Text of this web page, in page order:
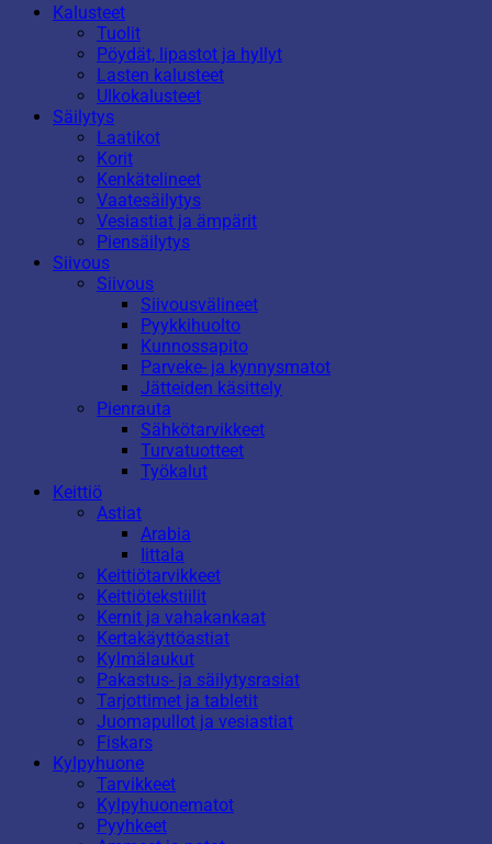
Kalusteet
Tuolit
Pöydät, lipastot ja hyllyt
Lasten kalusteet
Ulkokalusteet
Säilytys
Laatikot
Korit
Kenkätelineet
Vaatesäilytys
Vesiastiat ja ämpärit
Piensäilytys
Siivous
Siivous
Siivousvälineet
Pyykkihuolto
Kunnossapito
Parveke- ja kynnysmatot
Jätteiden käsittely
Pienrauta
Sähkötarvikkeet
Turvatuotteet
Työkalut
Keittiö
Astiat
Arabia
Iittala
Keittiötarvikkeet
Keittiötekstiilit
Kernit ja vahakankaat
Kertakäyttöastiat
Kylmälaukut
Pakastus- ja säilytysrasiat
Tarjottimet ja tabletit
Juomapullot ja vesiastiat
Fiskars
Kylpyhuone
Tarvikkeet
Kylpyhuonematot
Pyyhkeet